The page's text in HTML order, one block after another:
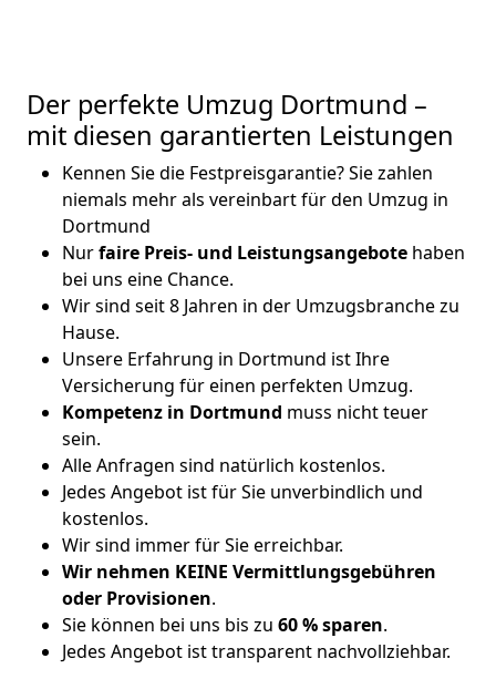
Der perfekte Umzug Dortmund –
mit diesen garantierten Leistungen
Kennen Sie die Festpreisgarantie? Sie zahlen
niemals mehr als vereinbart für den Umzug in
Dortmund
Nurfaire Preis- und Leistungsangebote haben
bei uns eine Chance.
Wir sind seit 8 Jahren in der Umzugsbranche zu
Hause.
Unsere Erfahrung in Dortmund ist Ihre
Versicherung für einen perfekten Umzug.
Kompetenz in Dortmund muss nicht teuer
sein.
Alle Anfragen sind natürlich kostenlos.
Jedes Angebot ist für Sie unverbindlich und
kostenlos.
Wir sind immer für Sie erreichbar.
Wir nehmen KEINE Vermittlungsgebühren
oder Provisionen.
Sie können bei uns bis zu 60 % sparen.
Jedes Angebot ist transparent nachvollziehbar.